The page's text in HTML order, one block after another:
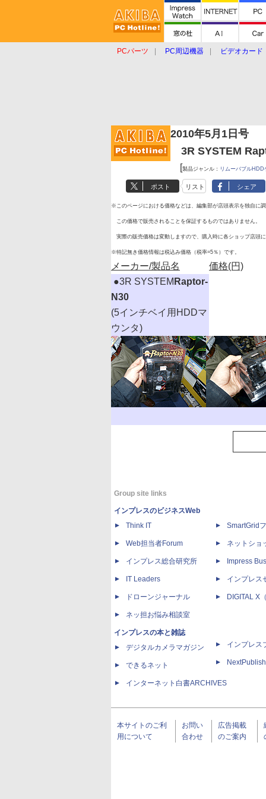
PCパーツ PC周辺機器 ビデオカード
2010年5月1日号
3R SYSTEM
[製品ジャンル： リムーバブル
ポスト リスト シェア
※このページにおける価格などは、編集部が店頭表示を独自に調
この価格で販売されることを保証するものではありません。
実際の販売価格は変動しますので、購入時に各ショップ店頭に
※特記無き価格情報は税込み価格（税率=5％）です。
メーカー/製品名 価格(円)
●3R SYSTEM Raptor-
N30
(5インチベイ用HDDマ
ウンタ)
Group site links
インプレスのビジネスWeb
Think IT
Web担当者Forum
インプレス総合研究所
IT Leaders
ドローンジャーナル
ネッ担お悩み相談室
インプレスの本と雑誌
デジタルカメラマガジン
できるネット
インターネット白書ARCHIVES
SmartGrid
ネットショ
Impress
インプレス
DIGITAL X
インプレス
本サイトのご利
用について
お問い
合わせ
広告掲載
のご案内